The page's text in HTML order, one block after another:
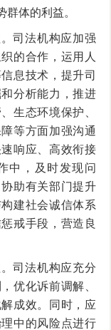
群体的利益。
司法机构应加强
的合作，运用人
息技术，提升司
分析能力，推进
生态环境保护、
等方面加强沟通
响应、高效衔接
中，及时发现问
助有关部门提升
建社会诚信体系
戒手段，营造良
司法机构应充分
优化诉前调解、
成效。同时，应
中的风险点进行